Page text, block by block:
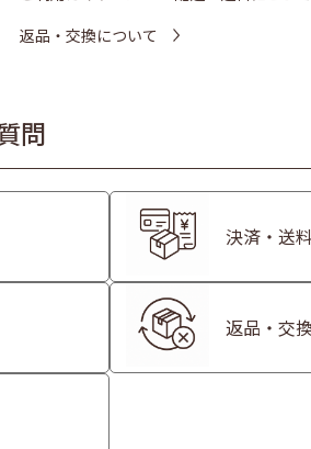
返品・交換について
問
決済・送
返品・交